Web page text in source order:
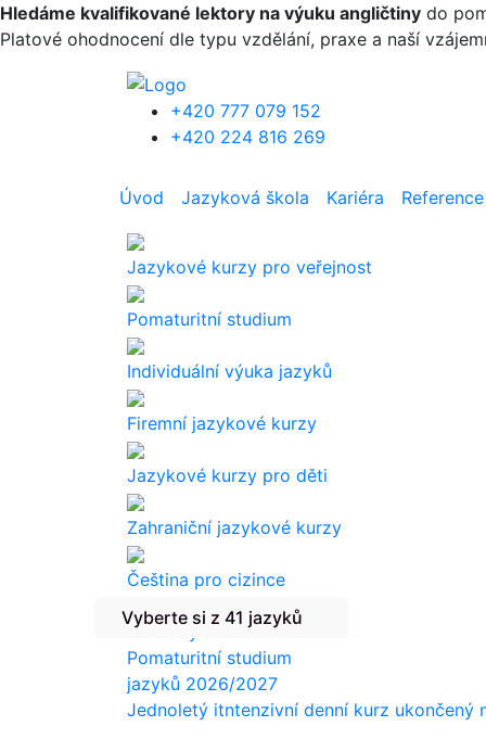
Přejít k hlavnímu obsahu
Hledáme kvalifikované lektory na výuku angličtiny do
Platové ohodnocení dle typu vzdělání, praxe a naší
+420 777 079 152
+420 224 816 269
Úvod Jazyková škola Kariéra Reference
Jazykové kurzy pro veřejnost
Pomaturitní studium
Individuální výuka jazyků
Firemní jazykové kurzy
Jazykové kurzy pro děti
Zahraniční jazykové kurzy
Čeština pro cizince
Překlady a tlumočení
Vyberte si z 41 jazyků
Pomaturitní studium
jazyků 2026/2027
Jednoletý itntenzivní denní kurz ukončený